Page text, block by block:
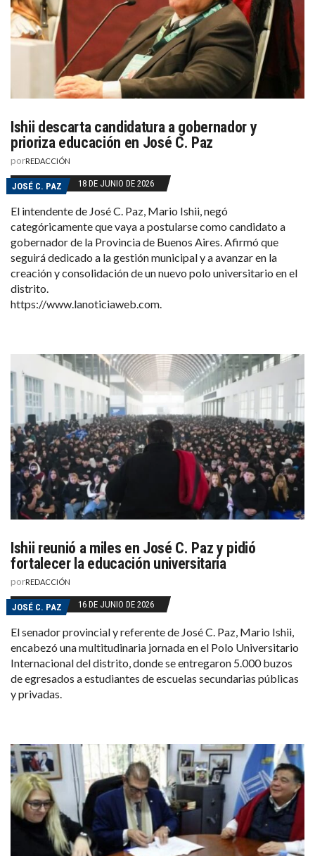
Ishii descarta candidatura a gobernador y
prioriza educación en José C. Paz
porREDACCIÓN
JOSÉ C. PAZ 18 DE JUNIO DE 2026
El intendente de José C. Paz, Mario Ishii, negó
categóricamente que vaya a postularse como candidato a
gobernador de la Provincia de Buenos Aires. Afirmó que
seguirá dedicado a la gestión municipal y a avanzar en la
creación y consolidación de un nuevo polo universitario en el
distrito.
https://www.lanoticiaweb.com.
Ishii reunió a miles en José C. Paz y pidió
fortalecer la educación universitaria
porREDACCIÓN
JOSÉ C. PAZ 16 DE JUNIO DE 2026
El senador provincial y referente de José C. Paz, Mario Ishii,
encabezó una multitudinaria jornada en el Polo Universitario
Internacional del distrito, donde se entregaron 5.000 buzos
de egresados a estudiantes de escuelas secundarias públicas
y privadas.